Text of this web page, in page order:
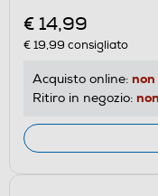
€ 14,99
€ 19,99 consigliato
Acquisto online:
Ritiro in negozio: